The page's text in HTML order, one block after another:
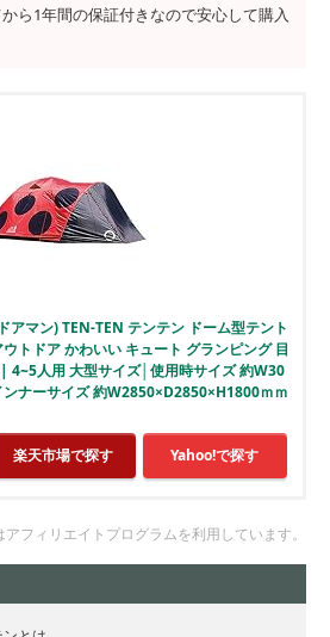
ら1年間の保証付きなので安心して購入
マン) TEN-TEN テンテン ドーム型テント
トドア かわいい キュート グランピング 目
4~5人用 大型サイズ│使用時サイズ 約W30
ナーサイズ 約W2850×D2850×H1800ｍｍ
楽天市場で探す Yahoo!で探す
フィリエイトプログラムを利用しています。